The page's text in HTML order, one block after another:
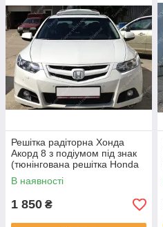
Решітка радіторна Хонда
Акорд 8 з подіумом під знак
(тюнінгована решітка Honda
Accord 8)
В наявності
1 850 ₴